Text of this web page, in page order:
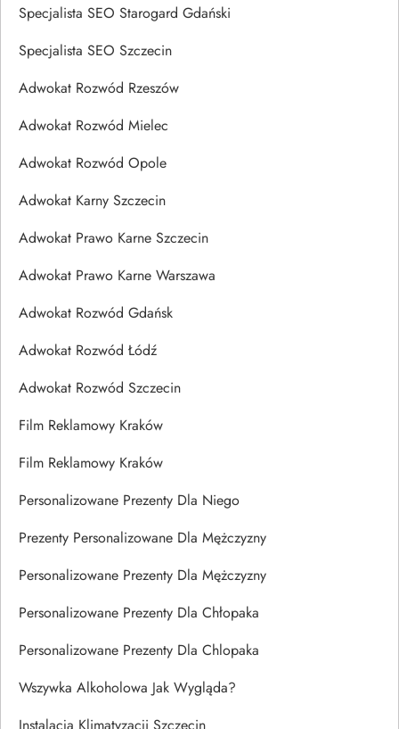
Specjalista SEO Starogard Gdański
Specjalista SEO Szczecin
Adwokat Rozwód Rzeszów
Adwokat Rozwód Mielec
Adwokat Rozwód Opole
Adwokat Karny Szczecin
Adwokat Prawo Karne Szczecin
Adwokat Prawo Karne Warszawa
Adwokat Rozwód Gdańsk
Adwokat Rozwód Łódź
Adwokat Rozwód Szczecin
Film Reklamowy Kraków
Film Reklamowy Kraków
Personalizowane Prezenty Dla Niego
Prezenty Personalizowane Dla Mężczyzny
Personalizowane Prezenty Dla Mężczyzny
Personalizowane Prezenty Dla Chłopaka
Personalizowane Prezenty Dla Chlopaka
Wszywka Alkoholowa Jak Wygląda?
Instalacja Klimatyzacji Szczecin